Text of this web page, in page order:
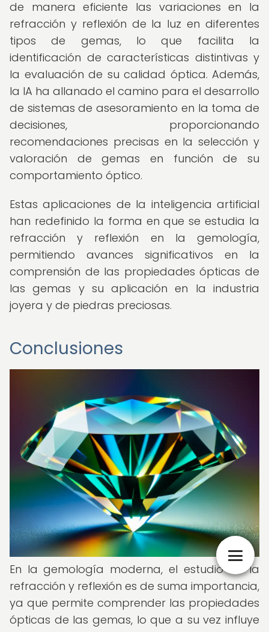
de manera eficiente las variaciones en la
refracción y reflexión de la luz en diferentes
tipos de gemas, lo que facilita la
identificación de características distintivas y
la evaluación de su calidad óptica. Además,
la IA ha allanado el camino para el desarrollo
de sistemas de asesoramiento en la toma de
decisiones, proporcionando
recomendaciones precisas en la selección y
valoración de gemas en función de su
comportamiento óptico.
Estas aplicaciones de la inteligencia artificial
han redefinido la forma en que se estudia la
refracción y reflexión en la gemología,
permitiendo avances significativos en la
comprensión de las propiedades ópticas de
las gemas y su aplicación en la industria
joyera y de piedras preciosas.
Conclusiones
En la gemología moderna, el estudio de la
refracción y reflexión es de suma importancia,
ya que permite comprender las propiedades
ópticas de las gemas, lo que a su vez influye